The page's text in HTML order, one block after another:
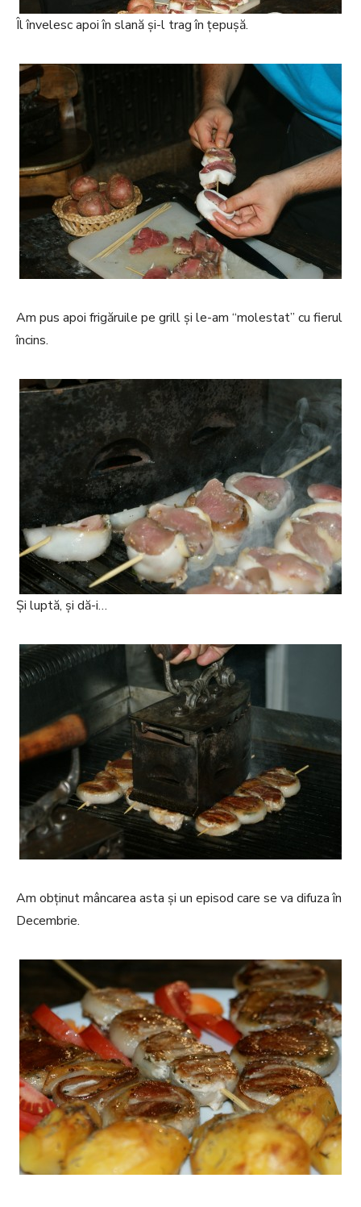
Îl învelesc apoi în slană și-l trag în țepușă.
Am pus apoi frigăruile pe grill și le-am “molestat” cu fierul
încins.
Și luptă, și dă-i…
Am obținut mâncarea asta și un episod care se va difuza în
Decembrie.